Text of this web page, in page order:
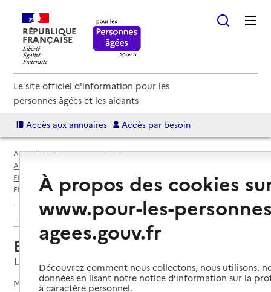
RÉPUBLIQUE
FRANÇAISE
Le site officiel d'information pour les
personnes âgées et les aidants
Accès aux annuaires Accès par besoin
Accueil
Espace annuaire
Annuaire EHPAD et maisons de retraite
EHPAD par département
Nord (59)
EHPAD Au Vert Feuillage
Retour aux résultats de l'annuaire
EHPAD Au Vert Feuillage
Lille, NORD
Mis à jour le12/09/2024
À propos des cookies
www.pour-les-
agees.gouv.fr
Découvrez comment nous collectons, nous utilisons,
données en lisant notre notice d’information sur la
à caractère personnel.